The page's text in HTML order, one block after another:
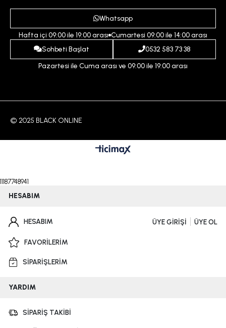
Ödeme ve Teslimat Koşulları
İptal ve İade Koşulları
İndirim
Whatsapp
Hafta içi 09:00 ile 19:00 arası Cumartesi 09:00 ile 14:00 arası
Sohbeti Başlat
0532 583 73 38
Pazartesi ile Cuma arası ve 09:00 ile 19:00 arası
© 2025 BLACK ONLINE
11187748941
HESABIM
HESABIM ÜYE GİRİŞİ ÜYE OL
FAVORİLERİM
SİPARİŞLERİM
YARDIM
SİPARİŞ TAKİBİ